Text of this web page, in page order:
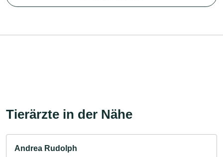
Tierärzte in der Nähe
Andrea Rudolph